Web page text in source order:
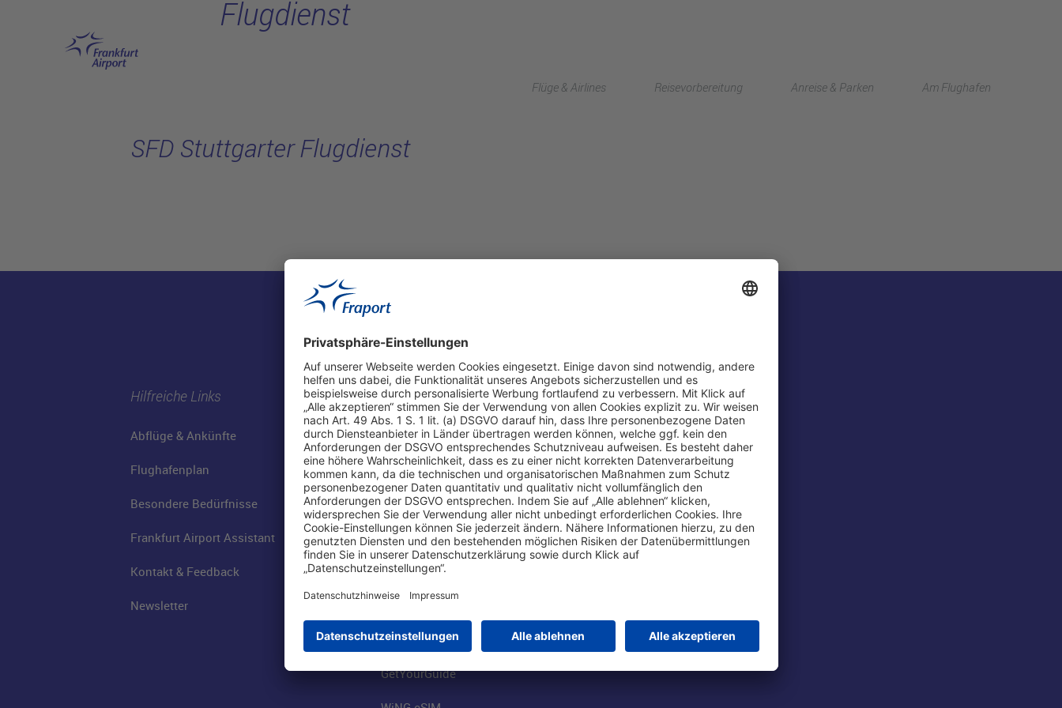
Flüge & Airlines Reisevorbereitung Anreise & Parken Am Flughafen
Flugdienst
SFD Stuttgarter Flugdienst
Hilfreiche Links
Abflüge & Ankünfte
Flughafenplan
Besondere Bedürfnisse
Frankfurt Airport Assistant
Kontakt & Feedback
Newsletter
Online einkaufen & buchen
Parkplätze
Online-Shop
Besucherservices
FRA SmartWay
Hotels am Standort
Mietwagen weltweit
Flüge buchen
GetYourGuide
Über uns
Fraport AG
Business am Airport
FRA Eventlocations
Jobs am Airport
Konzernstrategie